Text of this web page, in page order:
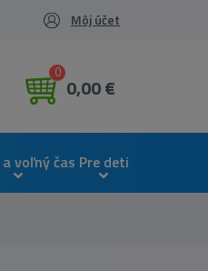
Môj účet
0
0,00 €
a voľný čas Pre deti